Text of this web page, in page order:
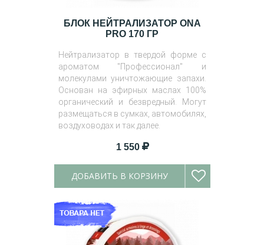
БЛОК НЕЙТРАЛИЗАТОР ONA
PRO 170 ГР
Нейтрализатор в твердой форме с
ароматом "Профессионал" и
молекулами уничтожающие запахи.
Основан на эфирных маслах 100%
органический и безвредный. Могут
размещаться в сумках, автомобилях,
воздуховодах и так далее.
1 550
ДОБАВИТЬ В КОРЗИНУ